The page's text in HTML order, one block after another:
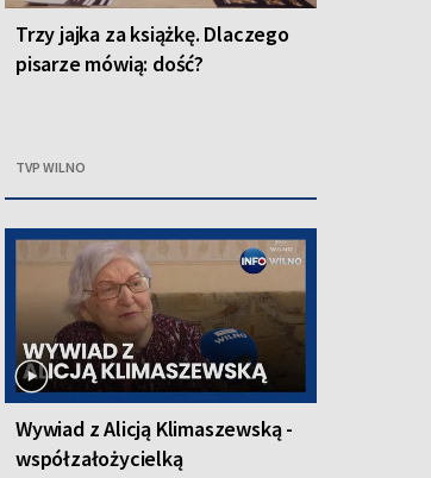
Trzy jajka za książkę. Dlaczego
pisarze mówią: dość?
TVP WILNO
Wywiad z Alicją Klimaszewską -
współzałożycielką